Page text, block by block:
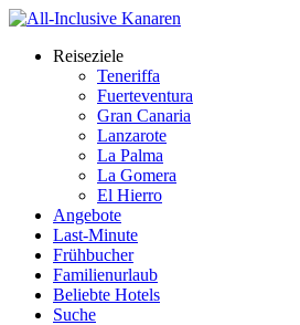
Reiseziele
Teneriffa
Fuerteventura
Gran Canaria
Lanzarote
La Palma
La Gomera
El Hierro
Angebote
Last-Minute
Frühbucher
Familienurlaub
Beliebte Hotels
Suche